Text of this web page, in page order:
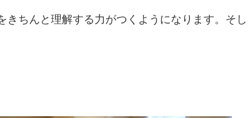
きちんと理解する力がつくようになります。そし